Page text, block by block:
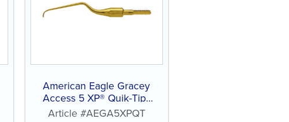
American Eagle Gracey
Access 5 XP® Quik-Tip™
sans affûtage
Article #AEGA5XPQT